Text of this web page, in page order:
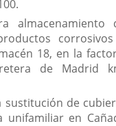
almacenamiento
18, en la
de Madrid
sustitución de
unifamiliar en